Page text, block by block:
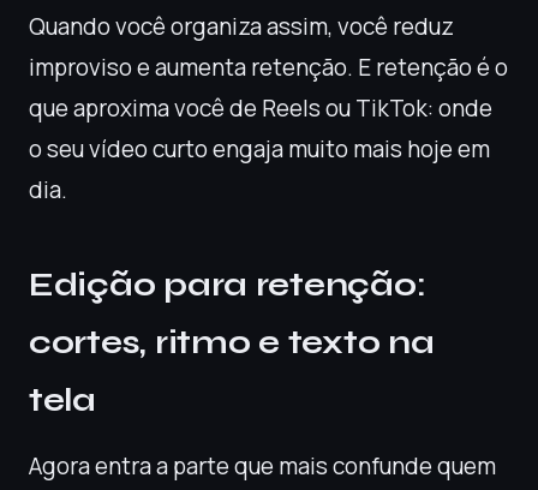
Quando você organiza assim, você reduz
improviso e aumenta retenção. E retenção é o
que aproxima você de Reels ou TikTok: onde
o seu vídeo curto engaja muito mais hoje em
dia.
Edição para retenção:
cortes, ritmo e texto na
tela
Agora entra a parte que mais confunde quem